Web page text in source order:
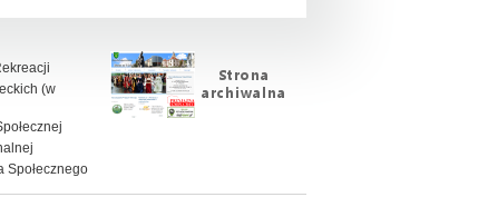
(w
Społecznego